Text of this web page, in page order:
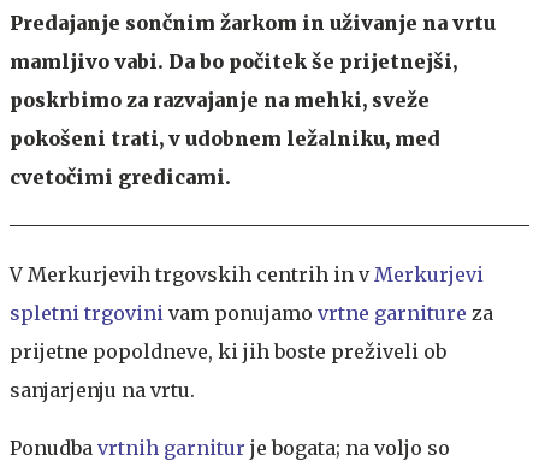
Predajanje sončnim žarkom in uživanje na vrtu
mamljivo vabi. Da bo počitek še prijetnejši,
poskrbimo za razvajanje na mehki, sveže
pokošeni trati, v udobnem ležalniku, med
cvetočimi gredicami.
V Merkurjevih trgovskih centrih in vMerkurjevi
spletni trgovini vam ponujamo vrtne garniture za
prijetne popoldneve, ki jih boste preživeli ob
sanjarjenju na vrtu.
Ponudba vrtnih garnitur je bogata; na voljo so